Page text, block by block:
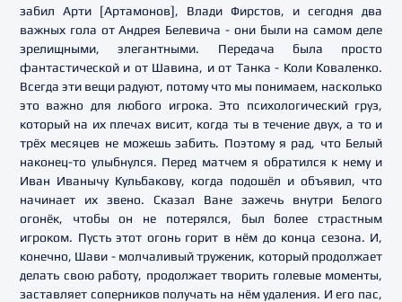
забил Арти [Артамонов], Влади Фирстов, и сегодня два
важных гола от Андрея Белевича - они были на самом деле
зрелищными, элегантными. Передача была просто
фантастической и от Шавина, и от Танка - Коли Коваленко.
Всегда эти вещи радуют, потому что мы понимаем, насколько
это важно для любого игрока. Это психологический груз,
который на их плечах висит, когда ты в течение двух, а то и
трёх месяцев не можешь забить. Поэтому я рад, что Белый
наконец-то улыбнулся. Перед матчем я обратился к нему и
Иван Иванычу Кульбакову, когда подошёл и объявил, что
начинает их звено. Сказал Ване зажечь внутри Белого
огонёк, чтобы он не потерялся, был более страстным
игроком. Пусть этот огонь горит в нём до конца сезона. И,
конечно, Шави - молчаливый труженик, который продолжает
делать свою работу, продолжает творить голевые моменты,
заставляет соперников получать на нём удаления. И его пас,